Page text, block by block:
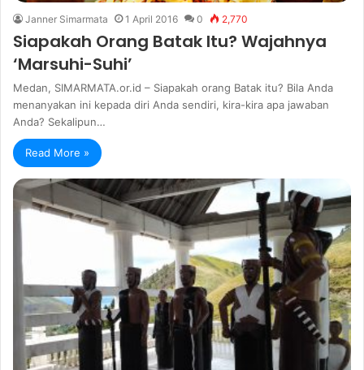
Janner Simarmata 1 April 2016 0 2,770
Siapakah Orang Batak Itu? Wajahnya
‘Marsuhi-Suhi’
Medan, SIMARMATA.or.id – Siapakah orang Batak itu? Bila Anda
menanyakan ini kepada diri Anda sendiri, kira-kira apa jawaban
Anda? Sekalipun…
Read More »